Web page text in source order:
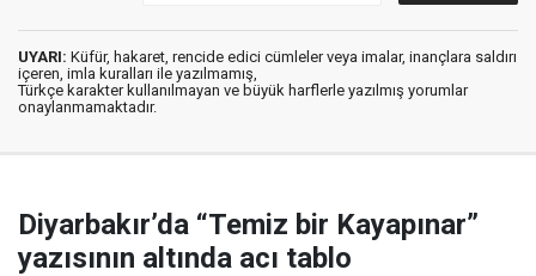
UYARI: Küfür, hakaret, rencide edici cümleler veya imalar, inançlara saldırı
içeren, imla kuralları ile yazılmamış,
Türkçe karakter kullanılmayan ve büyük harflerle yazılmış yorumlar
onaylanmamaktadır.
Diyarbakır’da “Temiz bir Kayapınar”
yazısının altında acı tablo